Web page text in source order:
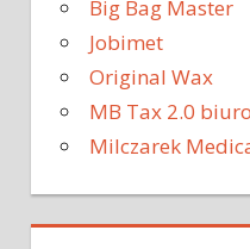
Big Bag Master
Jobimet
Original Wax
MB Tax 2.0
Milczarek